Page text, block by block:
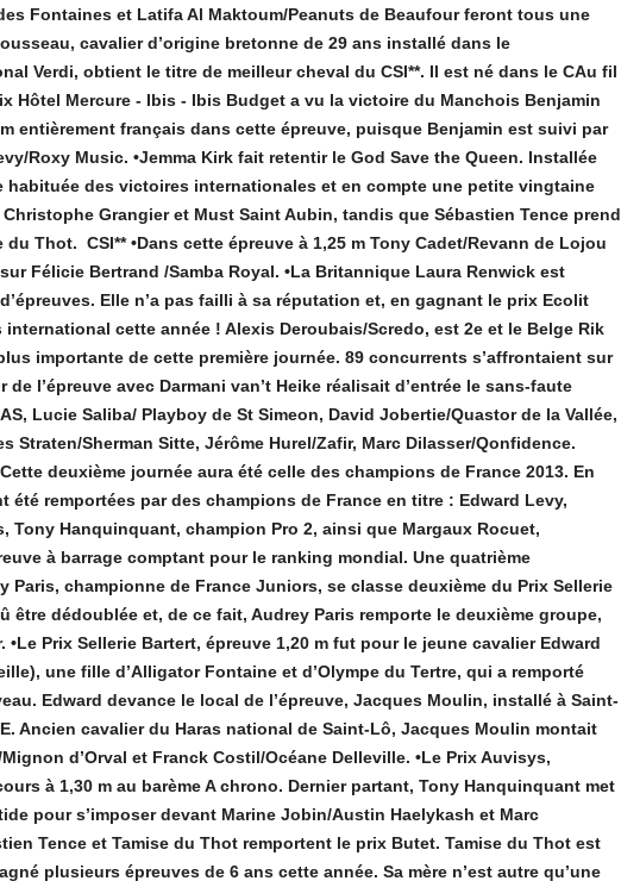
Fontaines et Latifa Al Maktoum/Peanuts de Beaufour feront tous une
cavalier d’origine bretonne de 29 ans installé dans le
Verdi, obtient le titre de meilleur cheval du CSI**. Il est né dans le CAu fil
Hôtel Mercure - Ibis - Ibis Budget a vu la victoire du Manchois Benjamin
entièrement français dans cette épreuve, puisque Benjamin est suivi par
Roxy Music. •Jemma Kirk fait retentir le God Save the Queen. Installée
habituée des victoires internationales et en compte une petite vingtaine
Grangier et Must Saint Aubin, tandis que Sébastien Tence prend
Thot. CSI** •Dans cette épreuve à 1,25 m Tony Cadet/Revann de Lojou
Félicie Bertrand /Samba Royal. •La Britannique Laura Renwick est
Elle n’a pas failli à sa réputation et, en gagnant le prix Ecolit
cette année ! Alexis Deroubais/Scredo, est 2e et le Belge Rik
importante de cette première journée. 89 concurrents s’affrontaient sur
l’épreuve avec Darmani van’t Heike réalisait d’entrée le sans-faute
Lucie Saliba/ Playboy de St Simeon, David Jobertie/Quastor de la Vallée,
Straten/Sherman Sitte, Jérôme Hurel/Zafir, Marc Dilasser/Qonfidence.
deuxième journée aura été celle des champions de France 2013. En
été remportées par des champions de France en titre : Edward Levy,
Tony Hanquinquant, champion Pro 2, ainsi que Margaux Rocuet,
à barrage comptant pour le ranking mondial. Une quatrième
Paris, championne de France Juniors, se classe deuxième du Prix Sellerie
être dédoublée et, de ce fait, Audrey Paris remporte le deuxième groupe,
Prix Sellerie Bartert, épreuve 1,20 m fut pour le jeune cavalier Edward
une fille d’Alligator Fontaine et d’Olympe du Tertre, qui a remporté
Edward devance le local de l’épreuve, Jacques Moulin, installé à Saint-
Ancien cavalier du Haras national de Saint-Lô, Jacques Moulin montait
d’Orval et Franck Costil/Océane Delleville. •Le Prix Auvisys,
à 1,30 m au barème A chrono. Dernier partant, Tony Hanquinquant met
pour s’imposer devant Marine Jobin/Austin Haelykash et Marc
Tence et Tamise du Thot remportent le prix Butet. Tamise du Thot est
plusieurs épreuves de 6 ans cette année. Sa mère n’est autre qu’une